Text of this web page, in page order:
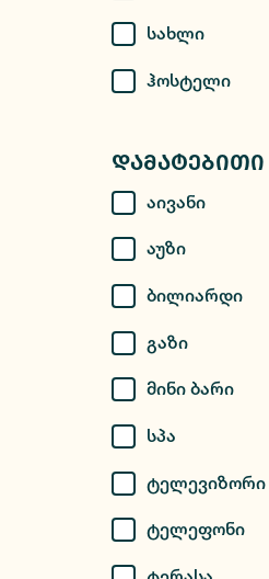
Სახლი
Ჰოსტელი
Დამატებითი
Აივანი
Აუზი
Ბილიარდი
Გაზი
Მინი Ბარი
Სპა
Ტელევიზორი
Ტელეფონი